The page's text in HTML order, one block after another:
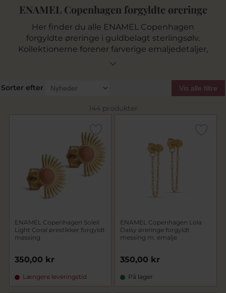
ENAMEL Copenhagen forgyldte øreringe
Her finder du alle ENAMEL Copenhagen
forgyldte øreringe i guldbelagt sterlingsølv.
Kollektionerne forener farverige emaljedetaljer,
fine perler og elegante zirkoniasten med et let
ENAMEL øreringe guld, klassiske ENAMEL
hoops eller de populære
, finder
du både enkle og mere farverige designs, der
Sorter efter Vis alle filtre
144 produkter
ENAMEL Copenhagen Soleil
Light Coral ørestikker forgyldt
messing
350,00 kr
Længere leveringstid
ENAMEL Copenhagen Lola
Daisy øreringe forgyldt
messing m. emalje
350,00 kr
På lager